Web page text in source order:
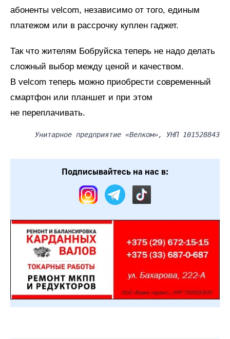
абоненты velcom, независимо от того, единым
платежом или в рассрочку куплен гаджет.
Так что жителям Бобруйска теперь не надо делать
сложный выбор между ценой и качеством.
В velcom теперь можно приобрести современный
смартфон или планшет и при этом
не переплачивать.
Унитарное предприятие «Велком», УНП 101528843
Подписывайтесь на нас в: